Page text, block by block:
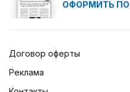
ОФОРМИТЬ
Договор оферты
Реклама